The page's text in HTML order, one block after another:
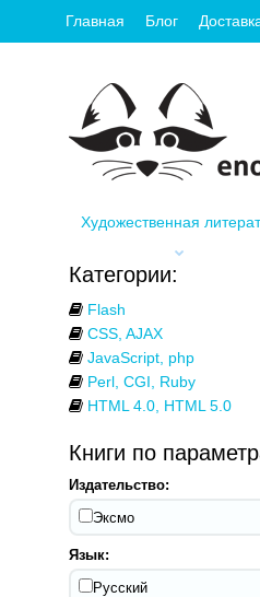
Главная Блог
Художественная
Категории:
Flash
CSS, AJAX
JavaScript, php
Perl, CGI, Ruby
HTML 4.0, HTML 5.0
Книги по
Издательство:
Эксмо
Язык:
Русский